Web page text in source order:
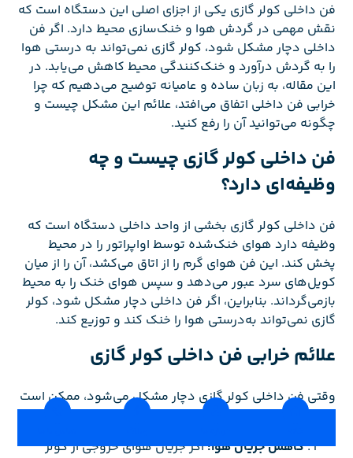
فن داخلی کولر گازی یکی از اجزای اصلی این دستگاه است که
نقش مهمی در گردش هوا و خنک‌سازی محیط دارد. اگر فن
داخلی دچار مشکل شود، کولر گازی نمی‌تواند به درستی هوا
را به گردش درآورد و خنک‌کنندگی محیط کاهش می‌یابد. در
این مقاله، به زبان ساده و عامیانه توضیح می‌دهیم که چرا
خرابی فن داخلی اتفاق می‌افتد، علائم این مشکل چیست و
چگونه می‌توانید آن را رفع کنید.
فن داخلی کولر گازی چیست و چه
وظیفه‌ای دارد؟
فن داخلی کولر گازی بخشی از واحد داخلی دستگاه است که
وظیفه دارد هوای خنک‌شده توسط اواپراتور را در محیط
پخش کند. این فن هوای گرم را از اتاق می‌کشد، آن را از میان
کویل‌های سرد عبور می‌دهد و سپس هوای خنک را به محیط
بازمی‌گرداند. بنابراین، اگر فن داخلی دچار مشکل شود، کولر
گازی نمی‌تواند به‌درستی هوا را خنک کند و توزیع کند.
علائم خرابی فن داخلی کولر گازی
وقتی فن داخلی کولر گازی دچار مشکل می‌شود، ممکن است
با علائم زیر مواجه شوید:
کاهش جریان هوا:اگر جریان هوای خروجی از کولر